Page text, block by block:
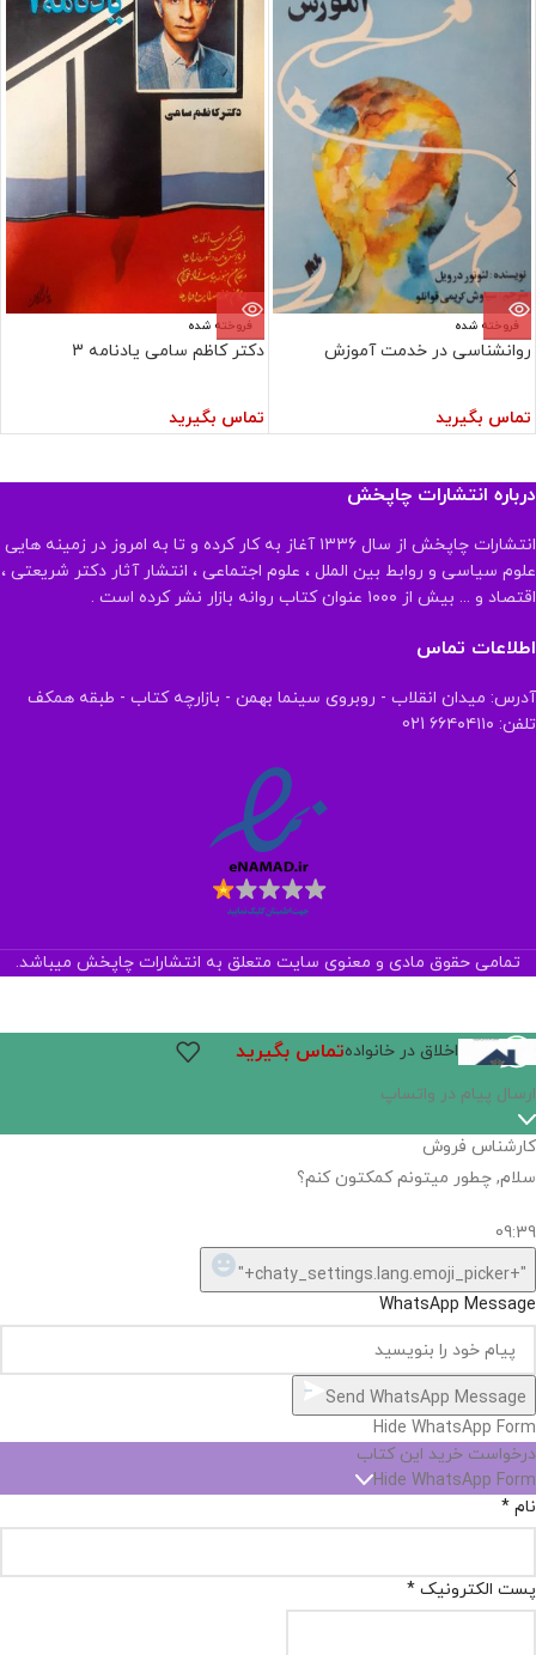
فروخته شده
روانشناسی در خدمت آموزش
تماس بگیرید
فروخته شده
دکتر کاظم سامی یادنامه 3
تماس بگیرید
درباره انتشارات چاپخش
انتشارات چاپخش از سال ۱۳۳۶ آغاز به کار کرده و تا به امروز در زمینه هایی
علوم سیاسی و روابط بین الملل ، علوم اجتماعی ، انتشار آثار دکتر شریعتی ،
اقتصاد و ... بیش از ۱۰۰۰ عنوان کتاب روانه بازار نشر کرده است .
اطلاعات تماس
آدرس: میدان انقلاب - روبروی سینما بهمن - بازارچه کتاب - طبقه همکف
تلفن: ۶۶۴۰۴۱۱۰ 021
تمامی حقوق مادی و معنوی سایت متعلق به انتشارات چاپخش میباشد.
اخلاق در خانوادهتماس بگیرید
ارسال پیام در واتساپ
کارشناس فروش
سلام, چطور میتونم کمکتون کنم؟
09:39
"+chaty_settings.lang.emoji_picker+"
WhatsApp Message
Send WhatsApp Message
Hide WhatsApp Form
درخواست خرید این کتاب
Hide WhatsApp Form
نام *
پست الکترونیک *